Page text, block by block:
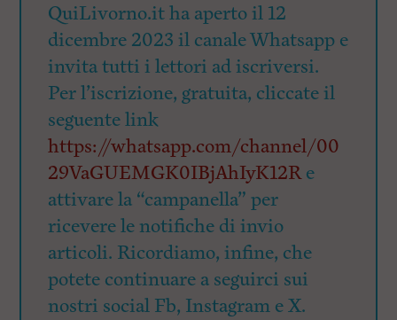
QuiLivorno.it ha aperto il 12
dicembre 2023 il canale Whatsapp e
invita tutti i lettori ad iscriversi.
Per l’iscrizione, gratuita, cliccate il
seguente link
https://whatsapp.com/channel/00
29VaGUEMGK0IBjAhIyK12Re
attivare la “campanella” per
ricevere le notifiche di invio
articoli. Ricordiamo, infine, che
potete continuare a seguirci sui
nostri social Fb, Instagram e X.